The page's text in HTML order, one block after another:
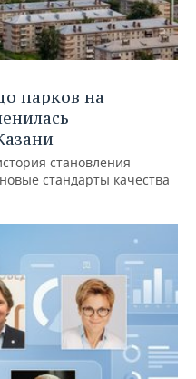
парков на
становления
стандарты качества